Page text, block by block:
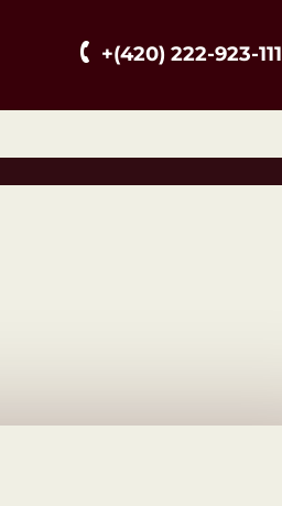
+(420) 222-923-111